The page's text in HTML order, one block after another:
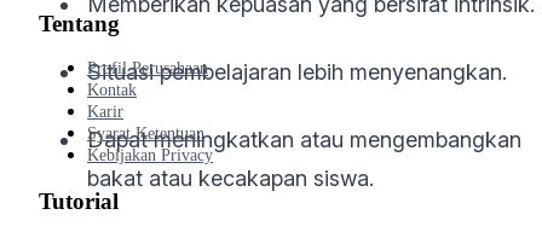
Situasi pembelajaran lebih menyenangkan.
Dapat meningkatkan atau mengembangkan
bakat atau kecakapan siswa.
Tentang
Profil Perusahaan
Kontak
Karir
Syarat Ketentuan
Kebijakan Privacy
Tutorial